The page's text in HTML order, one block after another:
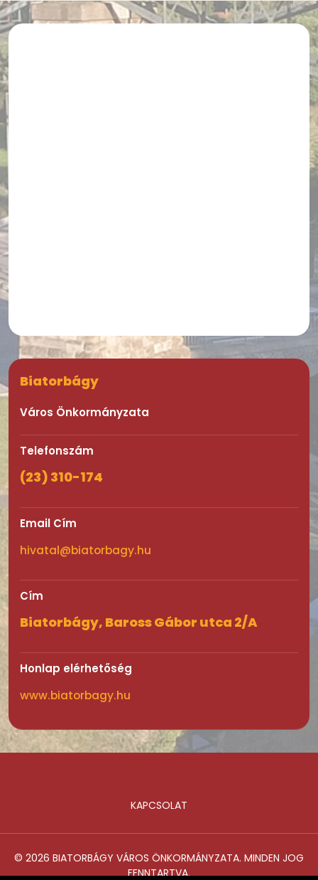
Biatorbágy
Város Önkormányzata
Telefonszám
(23) 310-174
Email Cím
hivatal@biatorbagy.hu
Cím
Biatorbágy, Baross Gábor utca 2/A
Honlap elérhetőség
www.biatorbagy.hu
KAPCSOLAT
© 2026 BIATORBÁGY VÁROS ÖNKORMÁNYZATA. MINDEN JOG
FENNTARTVA.